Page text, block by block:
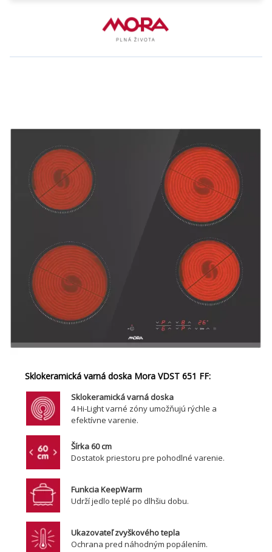
Sklokeramická varná doska Mora VDST 651 FF:
Sklokeramická varná doska
4 Hi-Light varné zóny umožňujú rýchle a
efektívne varenie.
Šírka 60 cm
Dostatok priestoru pre pohodlné varenie.
Funkcia KeepWarm
Udrží jedlo teplé po dlhšiu dobu.
Ukazovateľ zvyškového tepla
Ochrana pred náhodným popálením.